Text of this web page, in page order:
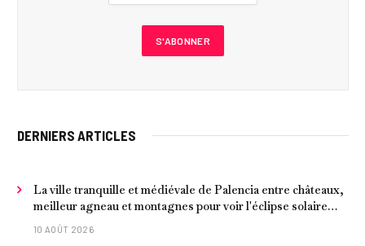
DERNIERS ARTICLES
La ville tranquille et médiévale de Palencia entre châteaux,
meilleur agneau et montagnes pour voir l'éclipse solaire
10 AOÛT 2026